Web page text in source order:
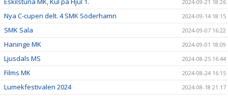
2024-09-21 18:26
Nya C-cupen delt. 4 SMK Söderhamn 2024-09-14 18:15
SMK Sala 2024-09-07 16:22
Haninge MK 2024-09-01 18:09
Ljusdals MS 2024-08-25 16:44
Films MK 2024-08-24 16:15
Lumekfestivalen 2024 2024-08-18 21:17